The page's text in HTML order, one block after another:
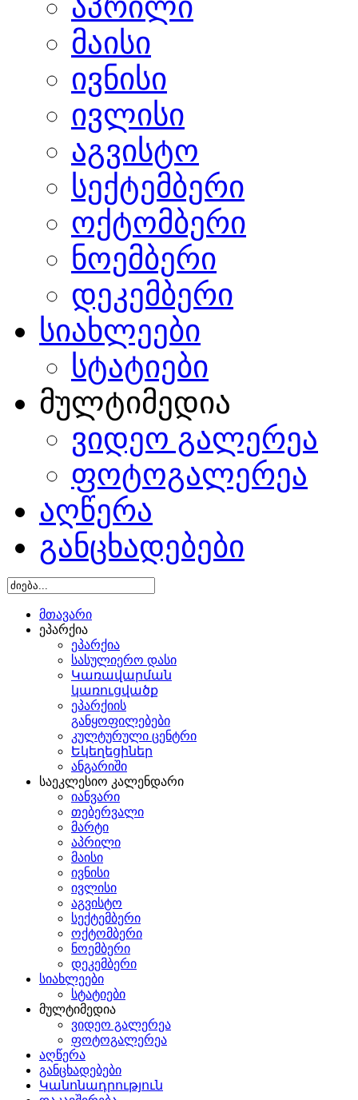
მაისი
ივნისი
ივლისი
აგვისტო
სექტემბერი
ოქტომბერი
ნოემბერი
დეკემბერი
სიახლეები
სტატიები
მულტიმედია
ვიდეო გალერეა
ფოტოგალერეა
აღწერა
განცხადებები
მთავარი
ეპარქია
ეპარქია
სასულიერო დასი
Կառավարման
կառուցվածք
ეპარქიის
განყოფილებები
კულტურული ცენტრი
Եկեղեցիներ
ანგარიში
საეკლესიო კალენდარი
იანვარი
თებერვალი
მარტი
აპრილი
მაისი
ივნისი
ივლისი
აგვისტო
სექტემბერი
ოქტომბერი
ნოემბერი
დეკემბერი
სიახლეები
სტატიები
მულტიმედია
ვიდეო გალერეა
ფოტოგალერეა
აღწერა
განცხადებები
Կանոնադրություն